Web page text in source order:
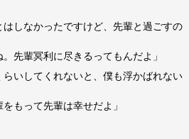
しなかったですけど、先輩と過ごすの
先輩冥利に尽きるってもんだよ」
いしてくれないと、僕も浮かばれない
もって先輩は幸せだよ」